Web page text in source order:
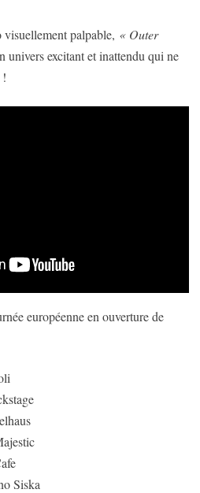
palpable, « Outer
univers excitant et inattendu qui ne
!
européenne en ouverture de
Siska